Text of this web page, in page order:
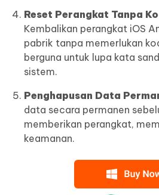
Reset Perangkat Tanpa
Kembalikan perangkat iOS
pabrik tanpa memerlukan
berguna untuk lupa kata
sistem.
Penghapusan Data
data secara permanen
memberikan perangkat,
keamanan.